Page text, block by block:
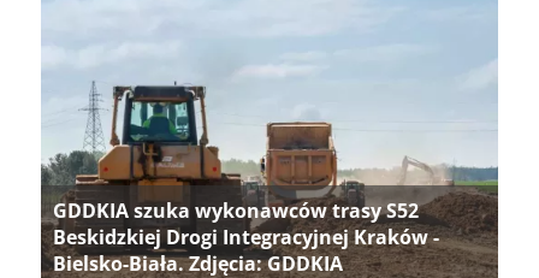
GDDKIA szuka wykonawców trasy S52
Beskidzkiej Drogi Integracyjnej Kraków -
Bielsko-Biała. Zdjęcia: GDDKIA